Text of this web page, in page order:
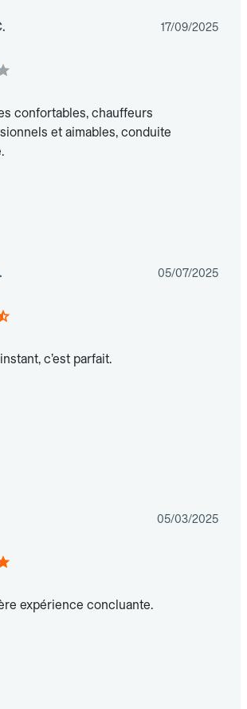
17/09/2025
confortables, chauffeurs
et aimables, conduite
05/07/2025
c’est parfait.
05/03/2025
expérience concluante.